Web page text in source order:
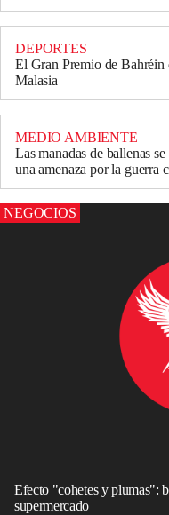
DEPORTES
El Gran Premio de Bahréin
Malasia
MEDIO AMBIENTE
Las manadas de ballenas
una amenaza por la guerra
NEGOCIOS
Efecto "cohetes y plumas":
supermercado